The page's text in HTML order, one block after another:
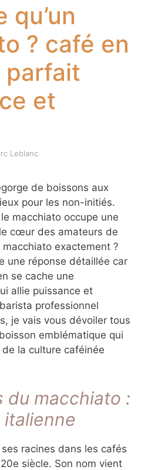
qu’un
? café en
parfait
et
Leblanc
de boissons aux
pour les non-initiés.
macchiato occupe une
cœur des amateurs de
macchiato exactement ?
une réponse détaillée car
se cache une
allie puissance et
professionnel
je vais vous dévoiler tous
emblématique qui
la culture caféinée
du macchiato :
racines dans les cafés
siècle. Son nom vient